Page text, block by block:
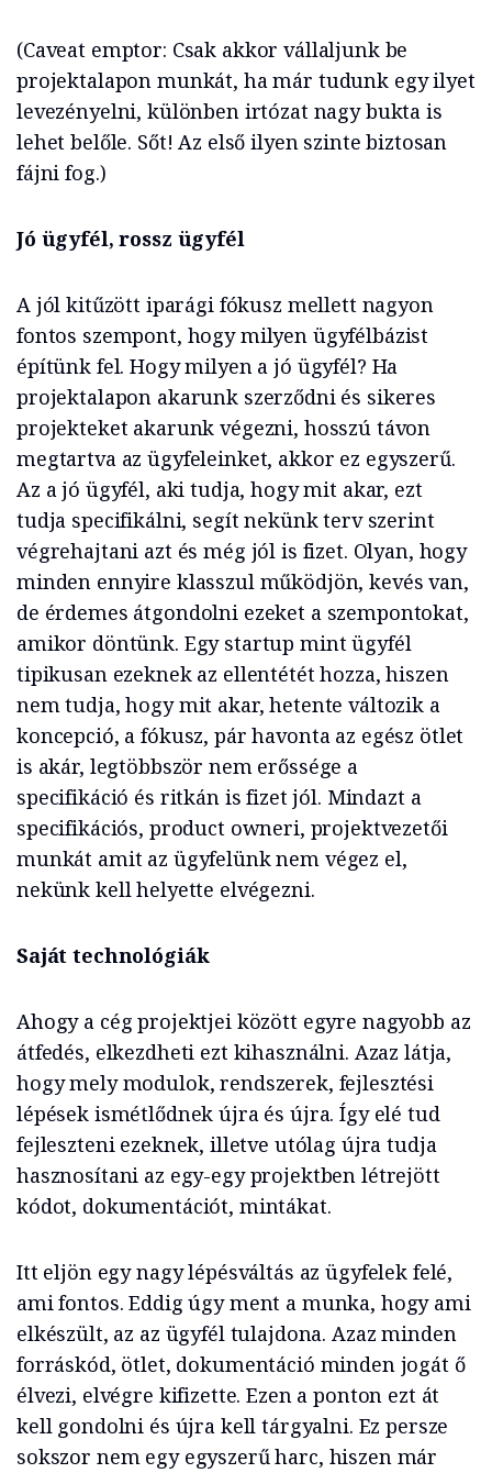
(Caveat emptor: Csak akkor vállaljunk be
projektalapon munkát, ha már tudunk egy ilyet
levezényelni, különben irtózat nagy bukta is
lehet belőle. Sőt! Az első ilyen szinte biztosan
fájni fog.)
Jó ügyfél, rossz ügyfél
A jól kitűzött iparági fókusz mellett nagyon
fontos szempont, hogy milyen ügyfélbázist
építünk fel. Hogy milyen a jó ügyfél? Ha
projektalapon akarunk szerződni és sikeres
projekteket akarunk végezni, hosszú távon
megtartva az ügyfeleinket, akkor ez egyszerű.
Az a jó ügyfél, aki tudja, hogy mit akar, ezt
tudja specifikálni, segít nekünk terv szerint
végrehajtani azt és még jól is fizet. Olyan, hogy
minden ennyire klasszul működjön, kevés van,
de érdemes átgondolni ezeket a szempontokat,
amikor döntünk. Egy startup mint ügyfél
tipikusan ezeknek az ellentétét hozza, hiszen
nem tudja, hogy mit akar, hetente változik a
koncepció, a fókusz, pár havonta az egész ötlet
is akár, legtöbbször nem erőssége a
specifikáció és ritkán is fizet jól. Mindazt a
specifikációs, product owneri, projektvezetői
munkát amit az ügyfelünk nem végez el,
nekünk kell helyette elvégezni.
Saját technológiák
Ahogy a cég projektjei között egyre nagyobb az
átfedés, elkezdheti ezt kihasználni. Azaz látja,
hogy mely modulok, rendszerek, fejlesztési
lépések ismétlődnek újra és újra. Így elé tud
fejleszteni ezeknek, illetve utólag újra tudja
hasznosítani az egy-egy projektben létrejött
kódot, dokumentációt, mintákat.
Itt eljön egy nagy lépésváltás az ügyfelek felé,
ami fontos. Eddig úgy ment a munka, hogy ami
elkészült, az az ügyfél tulajdona. Azaz minden
forráskód, ötlet, dokumentáció minden jogát ő
élvezi, elvégre kifizette. Ezen a ponton ezt át
kell gondolni és újra kell tárgyalni. Ez persze
sokszor nem egy egyszerű harc, hiszen már